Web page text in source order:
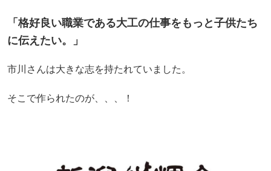
「格好良い職業である大工の仕事をもっと子供たち
に伝えたい。」
市川さんは大きな志を持たれていました。
そこで作られたのが、、、！